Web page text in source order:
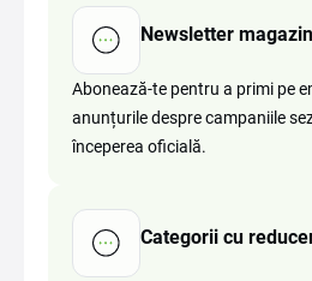
Newsletter magazin
Abonează-te pentru a primi pe
anunțurile despre campaniile
începerea oficială.
Categorii cu